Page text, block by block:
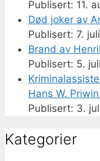
11.
Død joker av
7.
Brand av
5.
Hans W.
3.
Kategorier